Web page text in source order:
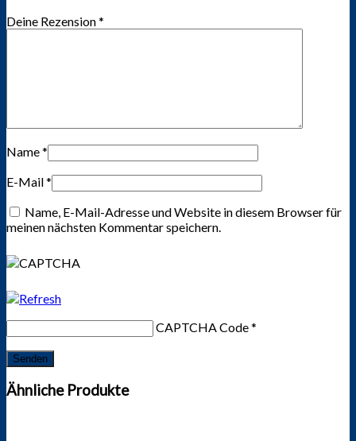
Deine Rezension*
Name*
E-Mail*
Name, E-Mail-Adresse und Website in diesem Browser für
meinen nächsten Kommentar speichern.
CAPTCHA Code*
Ähnliche Produkte